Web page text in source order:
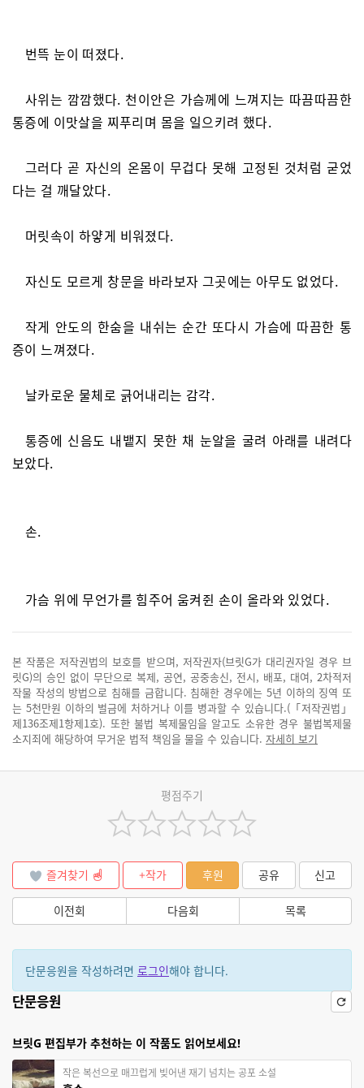
번뜩 눈이 떠졌다.
사위는 깜깜했다. 천이안은 가슴께에 느껴지는 따끔따끔한
통증에 이맛살을 찌푸리며 몸을 일으키려 했다.
그러다 곧 자신의 온몸이 무겁다 못해 고정된 것처럼 굳었
다는 걸 깨달았다.
머릿속이 하얗게 비워졌다.
자신도 모르게 창문을 바라보자 그곳에는 아무도 없었다.
작게 안도의 한숨을 내쉬는 순간 또다시 가슴에 따끔한 통
증이 느껴졌다.
날카로운 물체로 긁어내리는 감각.
통증에 신음도 내뱉지 못한 채 눈알을 굴려 아래를 내려다
보았다.
손.
가슴 위에 무언가를 힘주어 움켜쥔 손이 올라와 있었다.
본 작품은 저작권법의 보호를 받으며, 저작권자(브릿G가 대리권자일 경우 브
릿G)의 승인 없이 무단으로 복제, 공연, 공중송신, 전시, 배포, 대여, 2차적저
작물 작성의 방법으로 침해를 금합니다. 침해한 경우에는 5년 이하의 징역 또
는 5천만원 이하의 벌금에 처하거나 이를 병과할 수 있습니다.(「저작권법」
제136조제1항제1호). 또한 불법 복제물임을 알고도 소유한 경우 불법복제물
소지죄에 해당하여 무거운 법적 책임을 물을 수 있습니다. 자세히 보기
평점주기
즐겨찾기 +작가 후원 공유 신고
이전회 다음회 목록
단문응원을 작성하려면 로그인해야 합니다.
단문응원
브릿G 편집부가 추천하는 이 작품도 읽어보세요!
작은 복선으로 매끄럽게 빚어낸 재기 넘치는 공포 소설